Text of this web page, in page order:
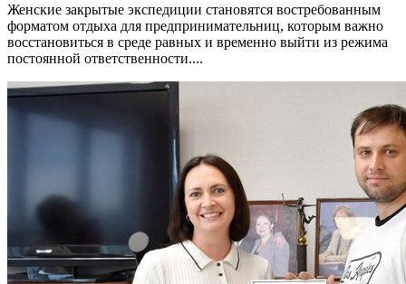
Женские закрытые экспедиции становятся востребованным
форматом отдыха для предпринимательниц, которым важно
восстановиться в среде равных и временно выйти из режима
постоянной ответственности....